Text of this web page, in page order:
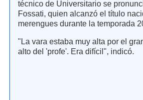
técnico de Universitario se
Fossati, quien alcanzó el título
merengues durante la temporada
"La vara estaba muy alta por el
alto del 'profe'. Era difícil", indicó.